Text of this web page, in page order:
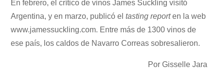
En febrero, el crítico de vinos James Suckling visitó
Argentina, y en marzo, publicó eltasting reporten la web
www.jamessuckling.com. Entre más de 1300 vinos de
ese país, los caldos de Navarro Correas sobresalieron.
Por Gisselle Jara